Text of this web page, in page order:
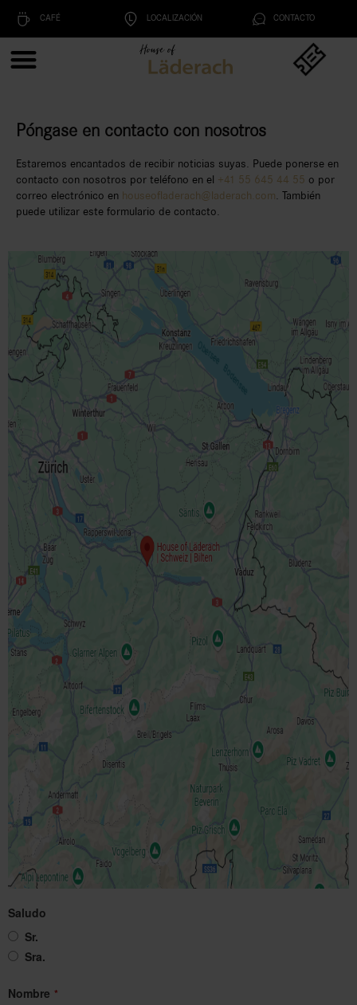
CAFÉ LOCALIZACIÓN CONTACTO
Póngase en contacto con nosotros
Estaremos encantados de recibir noticias suyas. Puede ponerse en
contacto con nosotros por teléfono en el +41 55 645 44 55 o por
correo electrónico en houseofladerach@laderach.com . También
puede utilizar este formulario de contacto.
Saludo
Sr.
Sra.
Nombre *